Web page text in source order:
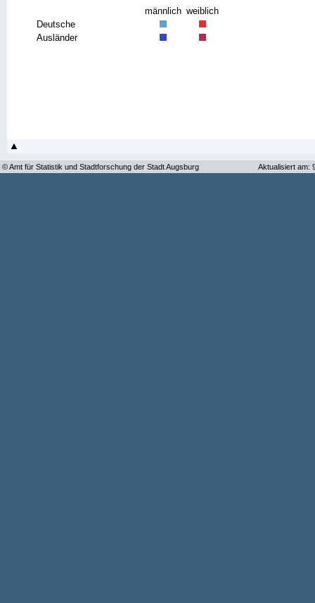
männlich weiblich
Deutsche
Ausländer
© Amt für Statistik und Stadtforschung der Stadt Augsburg Aktualisiert am: